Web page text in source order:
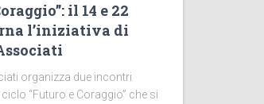
il 14 e 22
l’iniziativa di
organizza due incontri
“Futuro e Coraggio” che si